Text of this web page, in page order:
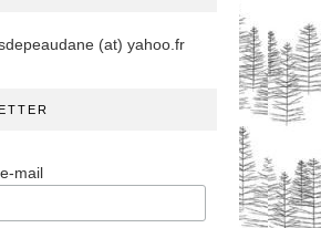
(at) yahoo.fr
mail